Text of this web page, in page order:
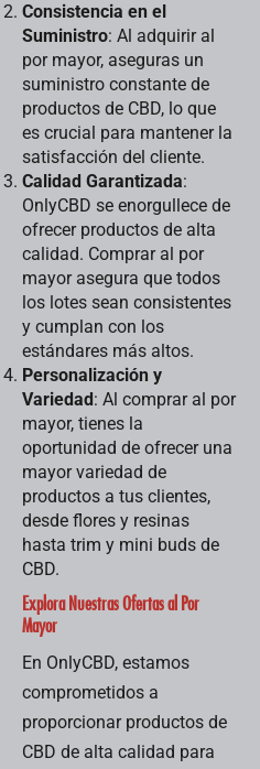
Consistencia en el
Suministro: Al adquirir al
por mayor, aseguras un
suministro constante de
productos de CBD, lo que
es crucial para mantener la
satisfacción del cliente.
Calidad Garantizada:
OnlyCBD se enorgullece de
ofrecer productos de alta
calidad. Comprar al por
mayor asegura que todos
los lotes sean consistentes
y cumplan con los
estándares más altos.
Personalización y
Variedad : Al comprar al por
mayor, tienes la
oportunidad de ofrecer una
mayor variedad de
productos a tus clientes,
desde flores y resinas
hasta trim y mini buds de
CBD.
Explora Nuestras Ofertas al Por
Mayor
En OnlyCBD, estamos
comprometidos a
proporcionar productos de
CBD de alta calidad para